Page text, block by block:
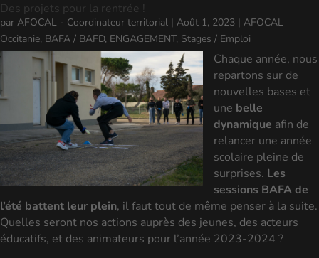
Des projets pour la rentrée !
par AFOCAL - Coordinateur territorial | Août 1, 2023 | AFOCAL
Occitanie, BAFA / BAFD, ENGAGEMENT, Stages / Emploi
Chaque année, nous
repartons sur de
nouvelles bases et
une belle
dynamique afin de
relancer une année
scolaire pleine de
surprises. Les
sessions BAFA de
l’été battent leur plein, il faut tout de même penser à la suite.
Quelles seront nos actions auprès des jeunes, des acteurs
éducatifs, et des animateurs pour l’année 2023-2024 ?